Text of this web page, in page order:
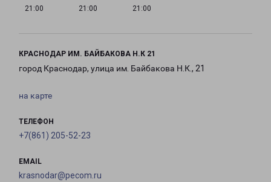
21:00
21:00
21:00
КРАСНОДАР ИМ. БАЙБАКОВА Н.К 21
город Краснодар, улица им. Байбакова Н.К., 21
на карте
ТЕЛЕФОН
+7(861) 205-52-23
EMAIL
krasnodar@pecom.ru